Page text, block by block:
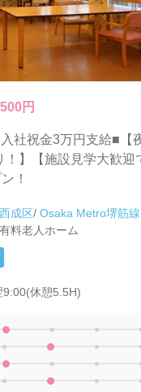
円
社祝金3万円支給■【
！】【施設見学大歓迎
！
成区/ Osaka Metro堺筋
料老人ホーム
休憩5.5H)